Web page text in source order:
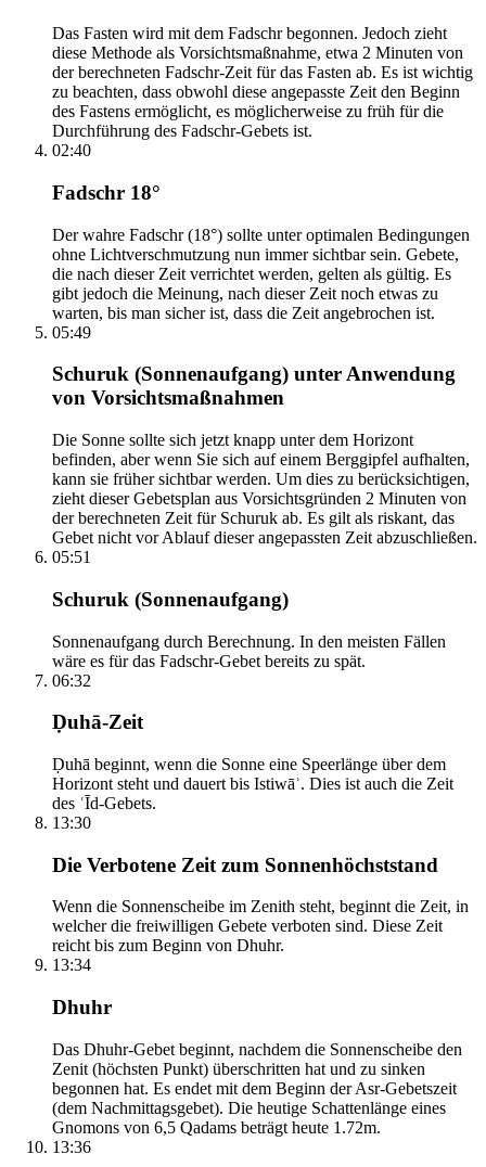
Das Fasten wird mit dem Fadschr begonnen. Jedoch zieht
diese Methode als Vorsichtsmaßnahme, etwa 2 Minuten von
der berechneten Fadschr-Zeit für das Fasten ab. Es ist wichtig
zu beachten, dass obwohl diese angepasste Zeit den Beginn
des Fastens ermöglicht, es möglicherweise zu früh für die
Durchführung des Fadschr-Gebets ist.
02:40
Fadschr 18°
Der wahre Fadschr (18°) sollte unter optimalen Bedingungen
ohne Lichtverschmutzung nun immer sichtbar sein. Gebete,
die nach dieser Zeit verrichtet werden, gelten als gültig. Es
gibt jedoch die Meinung, nach dieser Zeit noch etwas zu
warten, bis man sicher ist, dass die Zeit angebrochen ist.
05:49
Schuruk (Sonnenaufgang) unter Anwendung
von Vorsichtsmaßnahmen
Die Sonne sollte sich jetzt knapp unter dem Horizont
befinden, aber wenn Sie sich auf einem Berggipfel aufhalten,
kann sie früher sichtbar werden. Um dies zu berücksichtigen,
zieht dieser Gebetsplan aus Vorsichtsgründen 2 Minuten von
der berechneten Zeit für Schuruk ab. Es gilt als riskant, das
Gebet nicht vor Ablauf dieser angepassten Zeit abzuschließen.
05:51
Schuruk (Sonnenaufgang)
Sonnenaufgang durch Berechnung. In den meisten Fällen
wäre es für das Fadschr-Gebet bereits zu spät.
06:32
Ḍuhā-Zeit
Ḍuhā beginnt, wenn die Sonne eine Speerlänge über dem
Horizont steht und dauert bis Istiwāʾ. Dies ist auch die Zeit
des ʿĪd-Gebets.
13:30
Die Verbotene Zeit zum Sonnenhöchststand
Wenn die Sonnenscheibe im Zenith steht, beginnt die Zeit, in
welcher die freiwilligen Gebete verboten sind. Diese Zeit
reicht bis zum Beginn von Dhuhr.
13:34
Dhuhr
Das Dhuhr-Gebet beginnt, nachdem die Sonnenscheibe den
Zenit (höchsten Punkt) überschritten hat und zu sinken
begonnen hat. Es endet mit dem Beginn der Asr-Gebetszeit
(dem Nachmittagsgebet). Die heutige Schattenlänge eines
Gnomons von 6,5 Qadams beträgt heute 1.72m.
13:36